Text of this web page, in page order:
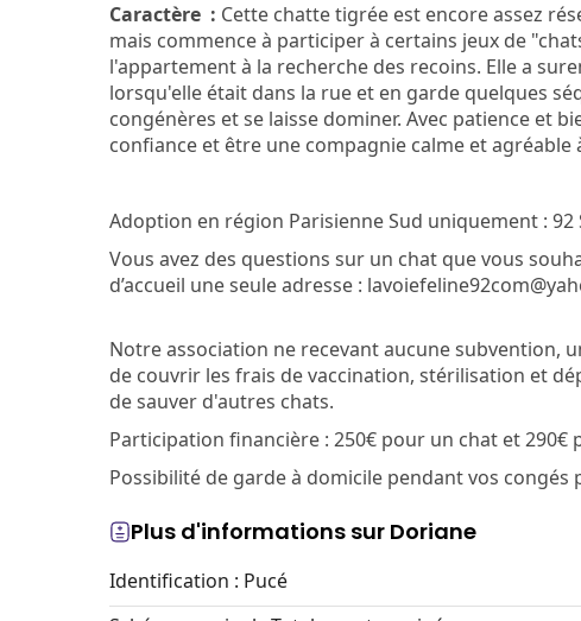
Caractère : Cette chatte tigrée est encore assez
mais commence à participer à certains jeux de
l'appartement à la recherche des recoins. Elle a
lorsqu'elle était dans la rue et en garde quelques
congénères et se laisse dominer. Avec patience et
confiance et être une compagnie calme et agréable
Adoption en région Parisienne Sud uniquement : 92
Vous avez des questions sur un chat que vous
d’accueil une seule adresse :
Notre association ne recevant aucune subvention,
de couvrir les frais de vaccination, stérilisation et
de sauver d'autres chats.
Participation financière : 250€ pour un chat et 290€
Possibilité de garde à domicile pendant vos
Plus d'informations sur Doriane
Identification : Pucé